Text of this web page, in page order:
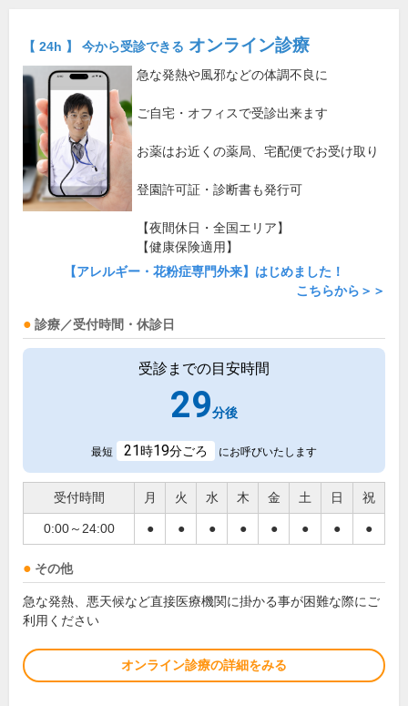
【 24h 】 今から受診できる オンライン診療
急な発熱や風邪などの体調不良に
ご自宅・オフィスで受診出来ます
お薬はお近くの薬局、宅配便でお受け取り
登園許可証・診断書も発行可
【夜間休日・全国エリア】
【健康保険適用】
【アレルギー・花粉症専門外来】はじめました！
こちらから＞＞
診療／受付時間・休診日
受診までの目安時間
29分後
最短 21時19分ごろ にお呼びいたします
受付時間 月 火 水 木 金 土 日 祝
0:00～24:00 ● ● ● ● ● ● ● ●
その他
急な発熱、悪天候など直接医療機関に掛かる事が困難な際にご
利用ください
オンライン診療の詳細をみる